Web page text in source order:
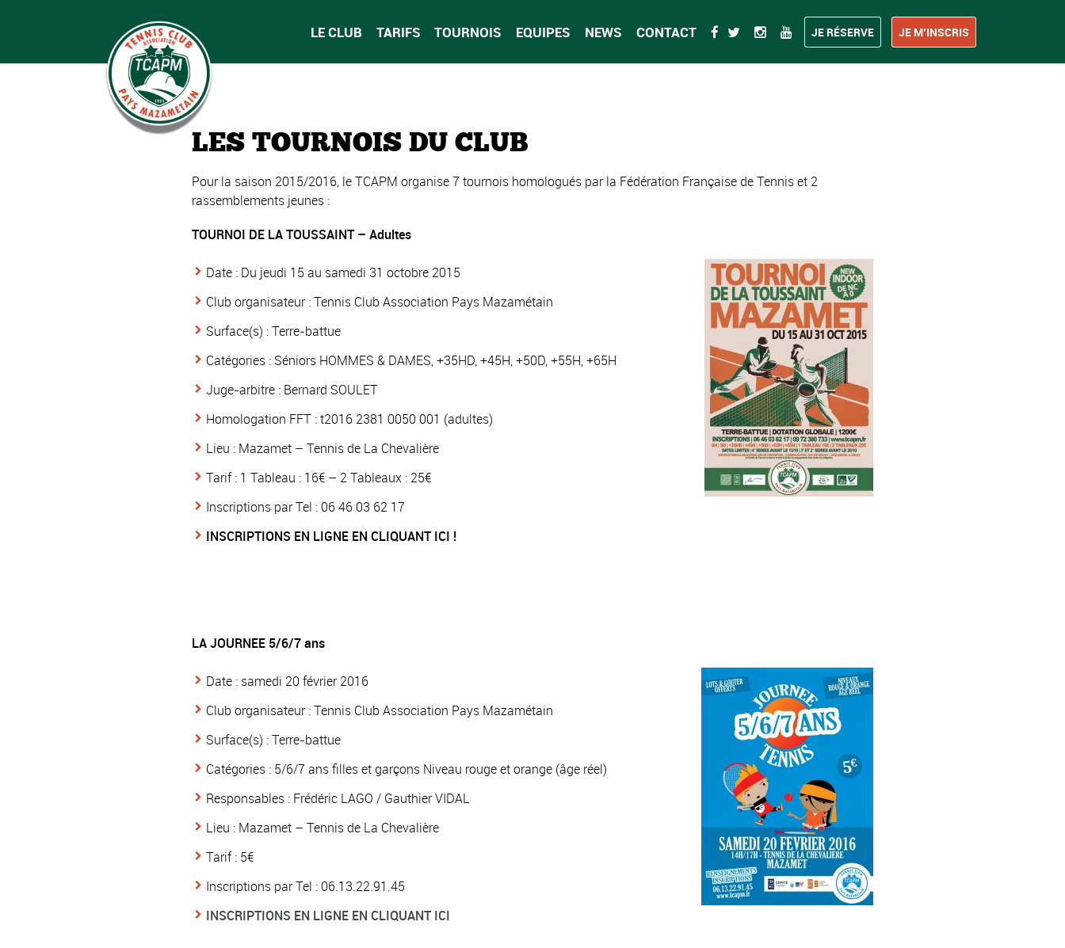
LE CLUB TARIFS TOURNOIS EQUIPES NEWS CONTACT JE RÉSERVE JE M’INSCRIS
LES TOURNOIS DU CLUB
Pour la saison 2015/2016, le TCAPM organise 7 tournois homologués par la Fédération Française de Tennis et 2
rassemblements jeunes :
TOURNOI DE LA TOUSSAINT – Adultes
Date : Du jeudi 15 au samedi 31 octobre 2015
Club organisateur : Tennis Club Association Pays Mazamétain
Surface(s) : Terre-battue
Catégories : Séniors HOMMES & DAMES, +35HD, +45H, +50D, +55H, +65H
Juge-arbitre : Bernard SOULET
Homologation FFT : t2016 2381 0050 001 (adultes)
Lieu : Mazamet – Tennis de La Chevalière
Tarif : 1 Tableau : 16€ – 2 Tableaux : 25€
Inscriptions par Tel : 06 46 03 62 17
INSCRIPTIONS EN LIGNE EN CLIQUANT ICI !
LA JOURNEE 5/6/7 ans
Date : samedi 20 février 2016
Club organisateur : Tennis Club Association Pays Mazamétain
Surface(s) : Terre-battue
Catégories : 5/6/7 ans filles et garçons Niveau rouge et orange (âge réel)
Responsables : Frédéric LAGO / Gauthier VIDAL
Lieu : Mazamet – Tennis de La Chevalière
Tarif : 5€
Inscriptions par Tel : 06.13.22.91.45
INSCRIPTIONS EN LIGNE EN CLIQUANT ICI